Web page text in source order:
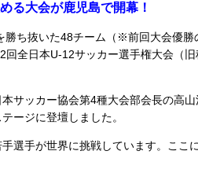
る大会が鹿児島で開幕！
ち抜いた48チーム（※前回大会優勝
回全日本U-12サッカー選手権大会（
サッカー協会第4種大会部会長の高
ージに登壇しました。
選手が世界に挑戦しています。ここ